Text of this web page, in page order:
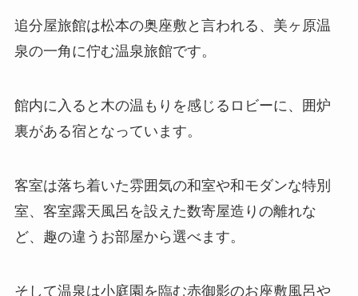
追分屋旅館は松本の奥座敷と言われる、美ヶ原温
泉の一角に佇む温泉旅館です。
館内に入ると木の温もりを感じるロビーに、囲炉
裏がある宿となっています。
客室は落ち着いた雰囲気の和室や和モダンな特別
室、客室露天風呂を設えた数寄屋造りの離れな
ど、趣の違うお部屋から選べます。
そして温泉は小庭園を臨む赤御影のお座敷風呂や